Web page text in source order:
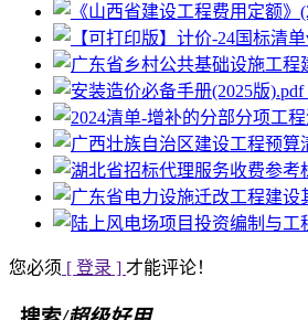
您必须 [ 登录 ] 才能评论！